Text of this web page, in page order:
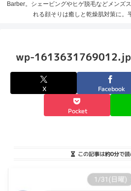
Barber。シェービングやヒゲ脱毛などメンズ
れる顔そりは癒しと乾燥肌対策に。
wp-
X Facebook
Pocket
この記事は約0分で読